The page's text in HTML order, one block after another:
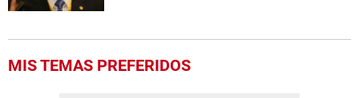
MIS TEMAS PREFERIDOS